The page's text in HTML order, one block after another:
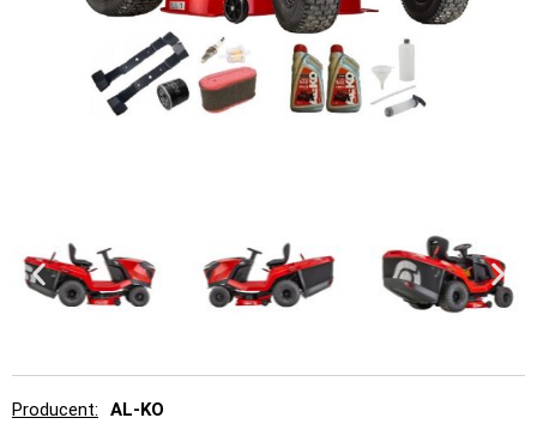
Producent
AL-KO